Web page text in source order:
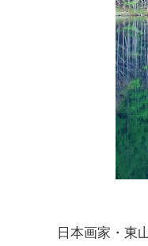
日本画家・東